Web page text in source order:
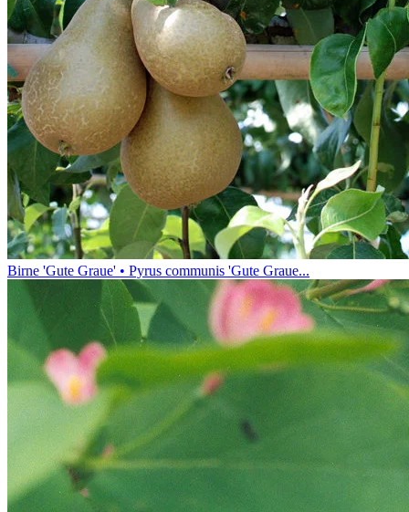
Birne 'Gute Graue' • Pyrus communis 'Gute Graue...